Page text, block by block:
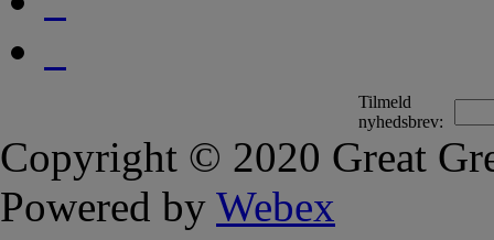
Tilmeld
nyhedsbrev:
Copyright © 2020 Great
Powered by Webex